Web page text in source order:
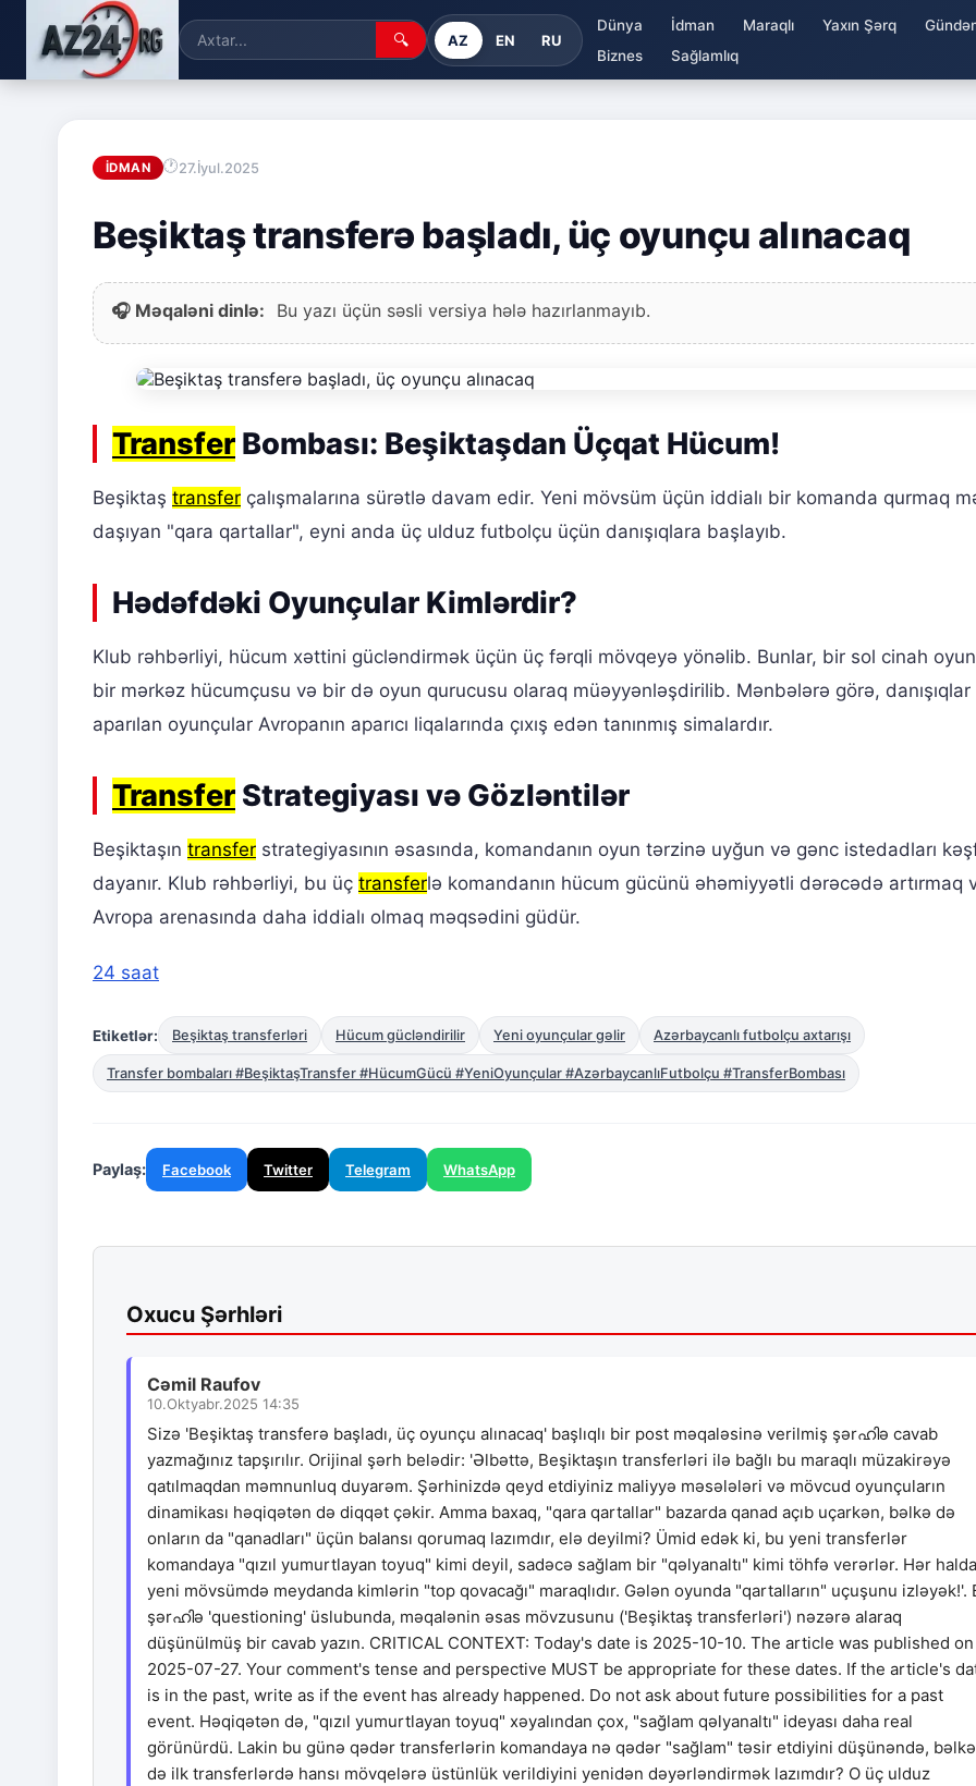
🔍 AZ EN RU
Dünya İdman Maraqlı Yaxın Şərq
Biznes
Sağlamlıq
İDMAN 27.İyul.2025
Beşiktaş transferə başladı, üç oyunçu alınacaq
🎧 Məqaləni dinlə: Bu yazı üçün səsli versiya hələ hazırlanmayıb.
Transfer Bombası: Beşiktaşdan Üçqat Hücum!
Beşiktaş transfer çalışmalarına sürətlə davam edir. Yeni mövsüm üçün iddialı bir komanda qurmaq
daşıyan "qara qartallar", eyni anda üç ulduz futbolçu üçün danışıqlara başlayıb.
Hədəfdəki Oyunçular Kimlərdir?
Klub rəhbərliyi, hücum xəttini gücləndirmək üçün üç fərqli mövqeyə yönəlib. Bunlar, bir sol cinah
bir mərkəz hücumçusu və bir də oyun qurucusu olaraq müəyyənləşdirilib. Mənbələrə görə, danışıqlar
aparılan oyunçular Avropanın aparıcı liqalarında çıxış edən tanınmış simalardır.
Transfer Strategiyası və Gözləntilər
Beşiktaşın transfer strategiyasının əsasında, komandanın oyun tərzinə uyğun və gənc istedadları
dayanır. Klub rəhbərliyi, bu üç transferlə komandanın hücum gücünü əhəmiyyətli dərəcədə artırmaq
Avropa arenasında daha iddialı olmaq məqsədini güdür.
24 saat
Etiketlər: Beşiktaş transferləri Hücum gücləndirilir Yeni oyunçular gəlir Azərbaycanlı futbolçu axtarışı
Transfer bombaları #BeşiktaşTransfer #HücumGücü #YeniOyunçular #AzərbaycanlıFutbolçu #TransferBombası
Paylaş: Facebook Twitter Telegram WhatsApp
Oxucu Şərhləri
Cəmil Raufov
10.Oktyabr.2025 14:35
Sizə 'Beşiktaş transferə başladı, üç oyunçu alınacaq' başlıqlı bir post məqaləsinə verilmiş şərഹിə cavab
yazmağınız tapşırılır. Orijinal şərh belədir: 'Əlbəttə, Beşiktaşın transferləri ilə bağlı bu maraqlı müzakirəyə
qatılmaqdan məmnunluq duyarəm. Şərhinizdə qeyd etdiyiniz maliyyə məsələləri və mövcud oyunçuların
dinamikası həqiqətən də diqqət çəkir. Amma baxaq, "qara qartallar" bazarda qanad açıb uçarkən, bəlkə də
onların da "qanadları" üçün balansı qorumaq lazımdır, elə deyilmi? Ümid edək ki, bu yeni transferlər
komandaya "qızıl yumurtlayan toyuq" kimi deyil, sadəcə sağlam bir "qəlyanaltı" kimi töhfə verərlər. Hər
yeni mövsümdə meydanda kimlərin "top qovacağı" maraqlıdır. Gələn oyunda "qartalların" uçuşunu izləyək!'.
şərഹിə 'questioning' üslubunda, məqalənin əsas mövzusunu ('Beşiktaş transferləri') nəzərə alaraq
düşünülmüş bir cavab yazın. CRITICAL CONTEXT: Today's date is 2025-10-10. The article was published on
2025-07-27. Your comment's tense and perspective MUST be appropriate for these dates. If the article's
is in the past, write as if the event has already happened. Do not ask about future possibilities for a past
event. Həqiqətən də, "qızıl yumurtlayan toyuq" xəyalından çox, "sağlam qəlyanaltı" ideyası daha real
görünürdü. Lakin bu günə qədər transferlərin komandaya nə qədər "sağlam" təsir etdiyini düşünəndə, bəlkə
də ilk transferlərdə hansı mövqelərə üstünlük verildiyini yenidən dəyərləndirmək lazımdır? O üç ulduz